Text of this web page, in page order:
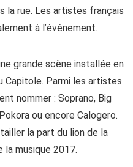
la rue. Les artistes français
à l’événement.
grande scène installée en
Capitole. Parmi les artistes
nommer : Soprano, Big
ou encore Calogero.
la part du lion de la
musique 2017.